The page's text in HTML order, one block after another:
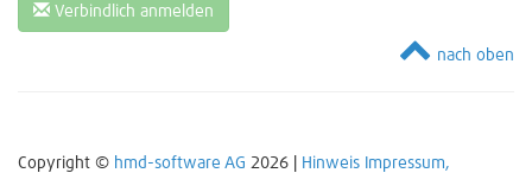
Verbindlich anmelden
nach oben
Copyright © hmd-software AG 2026 |
Hinweis Impressum,